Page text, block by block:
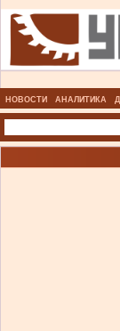
НОВОСТИ АНАЛИТИКА